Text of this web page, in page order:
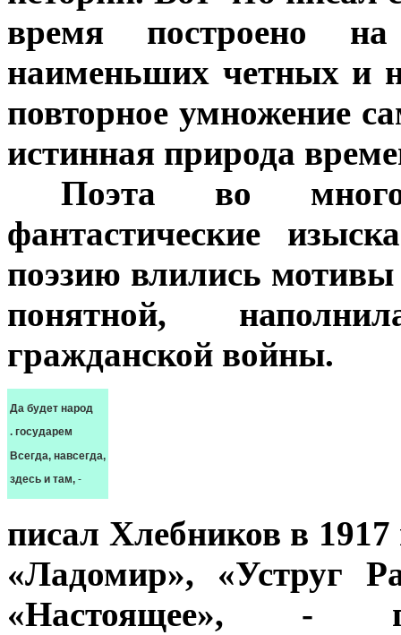
время построено
наименьших четных и
повторное умножение
истинная природа
Поэта во
фантастические
поэзию влились
понятной,
гражданской войны.
Да будет народ
. государем
Всегда, навсегда,
здесь и там, -
писал Хлебников в
«Ладомир», «Уструг
«Настоящее», -